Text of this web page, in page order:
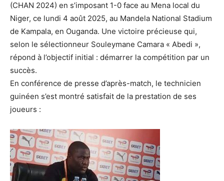
(CHAN 2024) en s’imposant 1-0 face au Mena local du
Niger, ce lundi 4 août 2025, au Mandela National Stadium
de Kampala, en Ouganda. Une victoire précieuse qui,
selon le sélectionneur Souleymane Camara « Abedi »,
répond à l’objectif initial : démarrer la compétition par un
succès.
En conférence de presse d’après-match, le technicien
guinéen s’est montré satisfait de la prestation de ses
joueurs :